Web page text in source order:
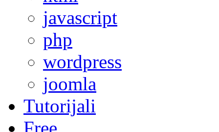
javascript
php
wordpress
joomla
Tutorijali
Free